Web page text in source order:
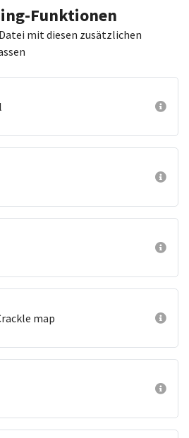
Funktionen
mit diesen zusätzlichen
map